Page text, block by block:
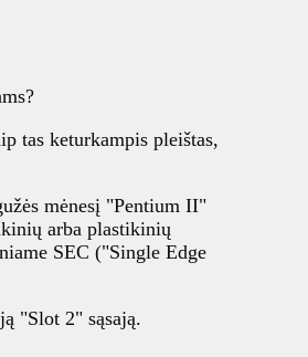
tas keturkampis pleištas,
mėnesį "Pentium II"
arba plastikinių
SEC ("Single Edge
"Slot 2" sąsają.